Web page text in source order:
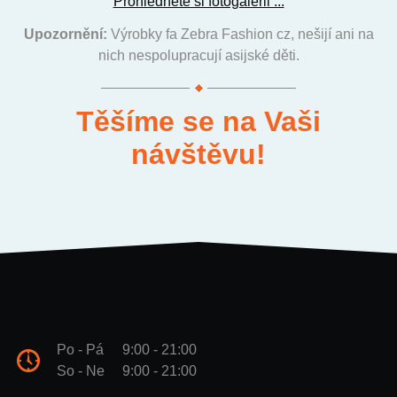
Upozornění: Výrobky fa Zebra Fashion cz, nešijí ani na
nich nespolupracují asijské děti.
Těšíme se na Vaši
návštěvu!
Po - Pá
9:00 - 21:00
So - Ne
9:00 - 21:00